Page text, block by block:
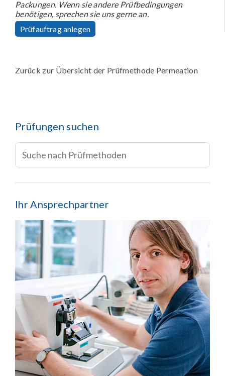
Packungen. Wenn sie andere Prüfbedingungen
benötigen, sprechen sie uns gerne an.
Prüfauftrag anlegen
Zurück zur Übersicht der Prüfmethode Permeation
Prüfungen suchen
Ihr Ansprechpartner